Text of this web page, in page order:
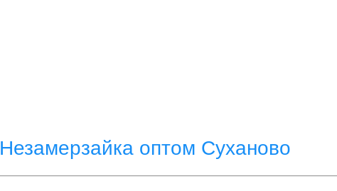
Незамерзайка оптом Суханово